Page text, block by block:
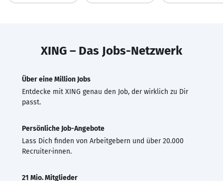
XING – Das Jobs-Netzwerk
Über eine Million Jobs
Entdecke mit XING genau den Job, der wirklich zu Dir
passt.
Persönliche Job-Angebote
Lass Dich finden von Arbeitgebern und über 20.000
Recruiter·innen.
21 Mio. Mitglieder